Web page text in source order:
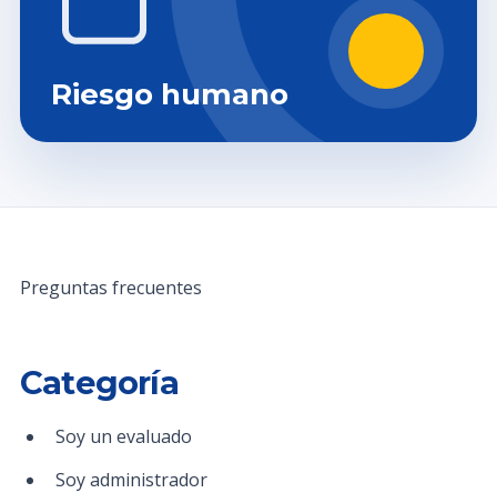
Riesgo humano
Preguntas frecuentes
Categoría
Soy un evaluado
Soy administrador